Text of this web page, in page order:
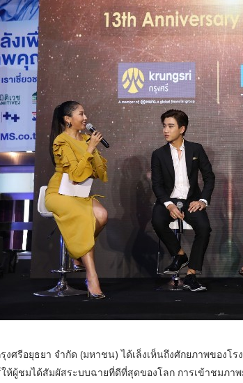
งศรีอยุธยา จำกัด (มหาชน) ได้เล็งเห็นถึงศักยภาพของ
ห้ผู้ชมได้สัมผัสระบบฉายที่ดีที่สุดของโลก การเข้าชมภา